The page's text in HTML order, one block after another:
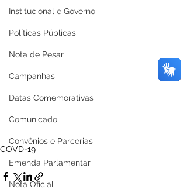
Institucional e Governo
Políticas Públicas
Nota de Pesar
Campanhas
Datas Comemorativas
Comunicado
Convênios e Parcerias
Emenda Parlamentar
Nota Oficial
COVD-19